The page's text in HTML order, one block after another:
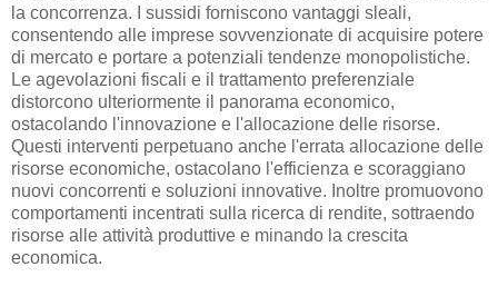
la concorrenza. I sussidi forniscono vantaggi sleali,
consentendo alle imprese sovvenzionate di acquisire potere
di mercato e portare a potenziali tendenze monopolistiche.
Le agevolazioni fiscali e il trattamento preferenziale
distorcono ulteriormente il panorama economico,
ostacolando l'innovazione e l'allocazione delle risorse.
Questi interventi perpetuano anche l'errata allocazione delle
risorse economiche, ostacolano l'efficienza e scoraggiano
nuovi concorrenti e soluzioni innovative. Inoltre promuovono
comportamenti incentrati sulla ricerca di rendite, sottraendo
risorse alle attività produttive e minando la crescita
economica.